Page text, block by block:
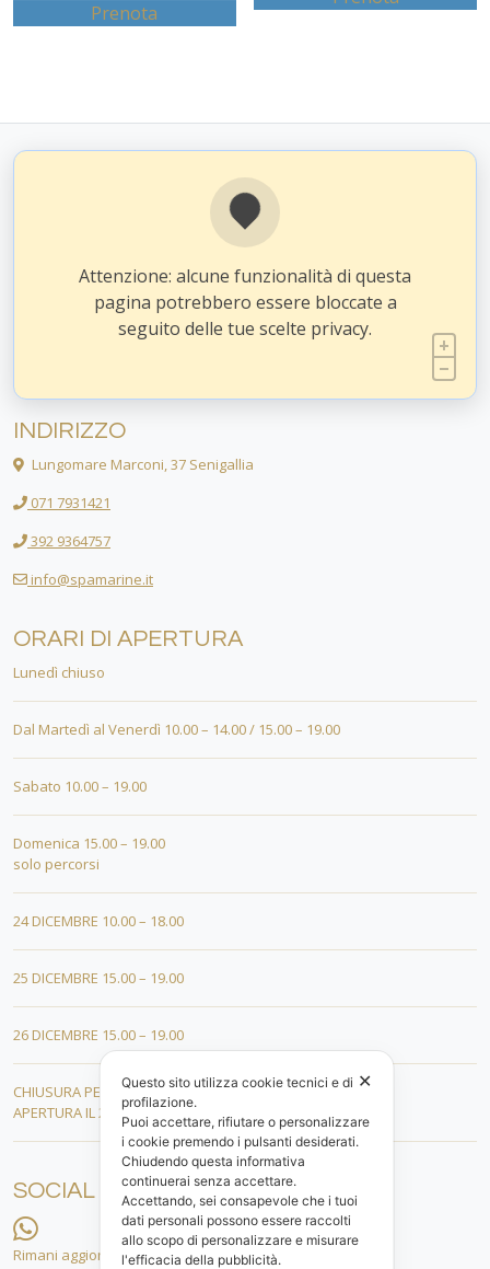
Prenota
Attenzione: alcune funzionalità di questa
pagina potrebbero essere bloccate a
seguito delle tue scelte privacy.
INDIRIZZO
Lungomare Marconi, 37 Senigallia
071 7931421
392 9364757
info@spamarine.it
ORARI DI APERTURA
Lunedì chiuso
Dal Martedì al Venerdì 10.00 – 14.00 / 15.00 – 19.00
Sabato 10.00 – 19.00
Domenica 15.00 – 19.00
solo percorsi
24 DICEMBRE 10.00 – 18.00
25 DICEMBRE 15.00 – 19.00
26 DICEMBRE 15.00 – 19.00
CHIUSURA PER FERIE DAL 01 AL 19 GENNAIO
APERTURA IL 20 GENNAIO 2026
SOCIAL
Rimani aggiornato.
✕
Questo sito utilizza cookie tecnici e di
profilazione.
Puoi accettare, rifiutare o personalizzare
i cookie premendo i pulsanti desiderati.
Chiudendo questa informativa
continuerai senza accettare.
Accettando, sei consapevole che i tuoi
dati personali possono essere raccolti
allo scopo di personalizzare e misurare
l'efficacia della pubblicità.